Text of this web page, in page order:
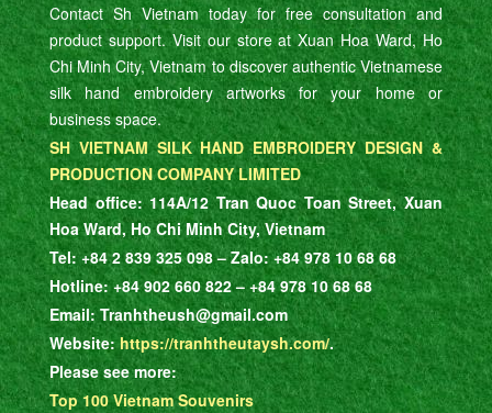
Contact Sh Vietnam today for free consultation and
product support. Visit our store at Xuan Hoa Ward, Ho
Chi Minh City, Vietnam to discover authentic Vietnamese
silk hand embroidery artworks for your home or
business space.
SH VIETNAM SILK HAND EMBROIDERY DESIGN &
PRODUCTION COMPANY LIMITED
Head office: 114A/12 Tran Quoc Toan Street, Xuan
Hoa Ward, Ho Chi Minh City, Vietnam
Tel: +84 2 839 325 098 – Zalo: +84 978 10 68 68
Hotline: +84 902 660 822 – +84 978 10 68 68
Email: Tranhtheush@gmail.com
Website:https://tranhtheutaysh.com/.
Please see more:
Top 100 Vietnam Souvenirs